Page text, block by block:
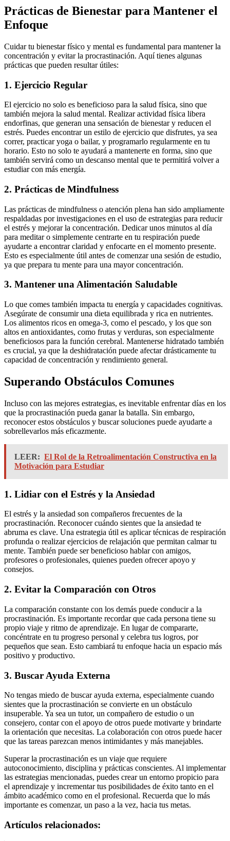
Prácticas de Bienestar para Mantener el
Enfoque
Cuidar tu bienestar físico y mental es fundamental para mantener la
concentración y evitar la procrastinación. Aquí tienes algunas
prácticas que pueden resultar útiles:
1. Ejercicio Regular
El ejercicio no solo es beneficioso para la salud física, sino que
también mejora la salud mental. Realizar actividad física libera
endorfinas, que generan una sensación de bienestar y reducen el
estrés. Puedes encontrar un estilo de ejercicio que disfrutes, ya sea
correr, practicar yoga o bailar, y programarlo regularmente en tu
horario. Esto no solo te ayudará a mantenerte en forma, sino que
también servirá como un descanso mental que te permitirá volver a
estudiar con más energía.
2. Prácticas de Mindfulness
Las prácticas de mindfulness o atención plena han sido ampliamente
respaldadas por investigaciones en el uso de estrategias para reducir
el estrés y mejorar la concentración. Dedicar unos minutos al día
para meditar o simplemente centrarte en tu respiración puede
ayudarte a encontrar claridad y enfocarte en el momento presente.
Esto es especialmente útil antes de comenzar una sesión de estudio,
ya que prepara tu mente para una mayor concentración.
3. Mantener una Alimentación Saludable
Lo que comes también impacta tu energía y capacidades cognitivas.
Asegúrate de consumir una dieta equilibrada y rica en nutrientes.
Los alimentos ricos en omega-3, como el pescado, y los que son
altos en antioxidantes, como frutas y verduras, son especialmente
beneficiosos para la función cerebral. Mantenerse hidratado también
es crucial, ya que la deshidratación puede afectar drásticamente tu
capacidad de concentración y rendimiento general.
Superando Obstáculos Comunes
Incluso con las mejores estrategias, es inevitable enfrentar días en los
que la procrastinación pueda ganar la batalla. Sin embargo,
reconocer estos obstáculos y buscar soluciones puede ayudarte a
sobrellevarlos más eficazmente.
LEER: El Rol de la Retroalimentación Constructiva en la
Motivación para Estudiar
1. Lidiar con el Estrés y la Ansiedad
El estrés y la ansiedad son compañeros frecuentes de la
procrastinación. Reconocer cuándo sientes que la ansiedad te
abruma es clave. Una estrategia útil es aplicar técnicas de respiración
profunda o realizar ejercicios de relajación que permitan calmar tu
mente. También puede ser beneficioso hablar con amigos,
profesores o profesionales, quienes pueden ofrecer apoyo y
consejos.
2. Evitar la Comparación con Otros
La comparación constante con los demás puede conducir a la
procrastinación. Es importante recordar que cada persona tiene su
propio viaje y ritmo de aprendizaje. En lugar de compararte,
concéntrate en tu progreso personal y celebra tus logros, por
pequeños que sean. Esto cambiará tu enfoque hacia un espacio más
positivo y productivo.
3. Buscar Ayuda Externa
No tengas miedo de buscar ayuda externa, especialmente cuando
sientes que la procrastinación se convierte en un obstáculo
insuperable. Ya sea un tutor, un compañero de estudio o un
consejero, contar con el apoyo de otros puede motivarte y brindarte
la orientación que necesitas. La colaboración con otros puede hacer
que las tareas parezcan menos intimidantes y más manejables.
Superar la procrastinación es un viaje que requiere
autoconocimiento, disciplina y prácticas conscientes. Al implementar
las estrategias mencionadas, puedes crear un entorno propicio para
el aprendizaje y incrementar tus posibilidades de éxito tanto en el
ámbito académico como en el profesional. Recuerda que lo más
importante es comenzar, un paso a la vez, hacia tus metas.
Artículos relacionados: